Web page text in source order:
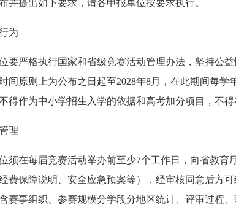
并提出如下要求，请各申报单位按要求执行。
为
要严格执行国家和省级竞赛活动管理办法，坚持公
间原则上为公布之日起至2028年8月，在此期间每
得作为中小学招生入学的依据和高考加分项目，不得
理
须在每届竞赛活动举办前至少7个工作日，向省教
费保障说明、安全应急预案等），经审核同意后方
赛事组织、参赛规模分学段分地区统计、评审过程